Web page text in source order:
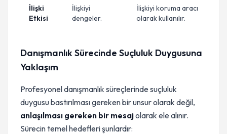
İlişki
Etkisi
İlişkiyi
dengeler.
İlişkiyi koruma aracı
olarak kullanılır.
Danışmanlık Sürecinde Suçluluk Duygusuna
Yaklaşım
Profesyonel danışmanlık süreçlerinde suçluluk
duygusu bastırılması gereken bir unsur olarak değil,
anlaşılması gereken bir mesajolarak ele alınır.
Sürecin temel hedefleri şunlardır: